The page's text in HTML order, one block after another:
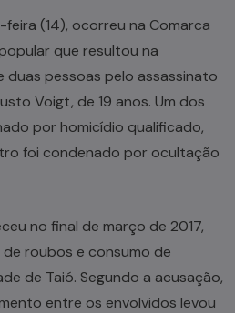
(14), ocorreu na Comarca
que resultou na
duas pessoas pelo assassinato
Voigt, de 19 anos. Um dos
por homicídio qualificado,
foi condenado por ocultação
no final de março de 2017,
roubos e consumo de
de Taió. Segundo a acusação,
entre os envolvidos levou